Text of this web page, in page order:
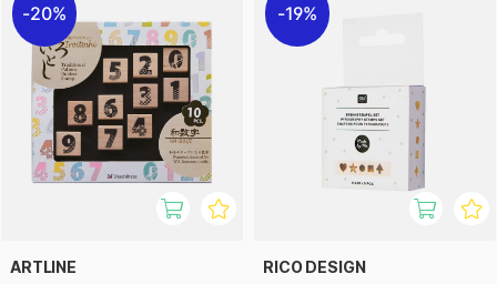
20%
ARTLINE
19%
RICO DESIGN